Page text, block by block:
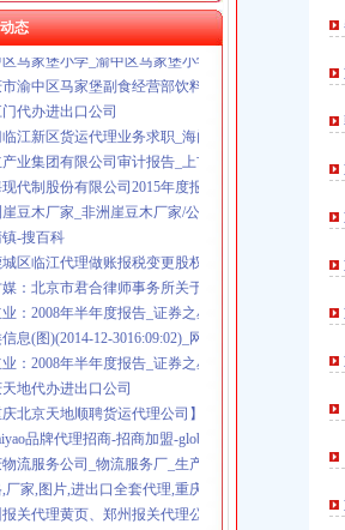
态
渝中区马家堡小学2017年新生招生通告！_重庆幼升
马家堡小学_渝中区马家堡小学爱问问同学录频道
渝中区马家堡副食经营部饮料批发部
代办进出口公司
江新区货运代理业务求职_海门临江新区货运代理业
业集团有限公司审计报告_上市公司_新浪财经_新浪
代制股份有限公司2015年度报告摘要_新浪财经_新
豆木厂家_非洲崖豆木厂家/公司-阿里巴巴公司黄页
-搜百科
区临江代理做账报税变更股权上门服务的图片】-鹿
媒：北京市君合律师事务所关于南方出版媒股份有限
：2008年半年度报告_证券之星
息(图)(2014-12-3016:09:02)_网易新闻
：2008年半年度报告_证券之星
地代办进出口公司
北京天地顺聘货运代理公司】网点,地址,电话,营业时
品牌代理招商-招商加盟-globrand（全球品牌网）
流服务公司_物流服务厂_生产厂家企业公司
厂家,图片,进出口全套代理,重庆市金利国际货物代理
关代理黄页、郑州报关代理公司名录、郑州报关代理
PP保险杠进口清关代理公司|如何操作_云同盟